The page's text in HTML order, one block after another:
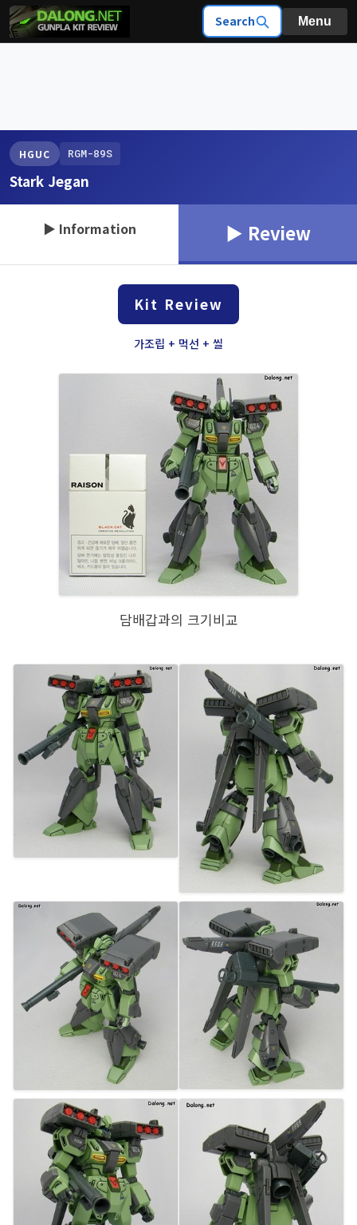
Search Menu
HGUC RGM-89S
Stark Jegan
▶ Information ▶ Review
Kit Review
가조립 + 먹선 + 씰
담배갑과의 크기비교